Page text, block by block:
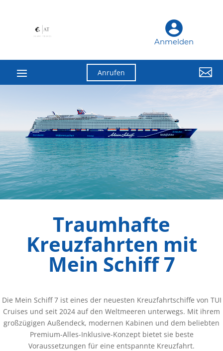
Anmelden
Anrufen 
Traumhafte
Kreuzfahrten mit
Mein Schiff 7
Die Mein Schiff 7 ist eines der neuesten Kreuzfahrtschiffe von TUI
Cruises und seit 2024 auf den Weltmeeren unterwegs. Mit ihrem
großzügigen Außendeck, modernen Kabinen und dem beliebten
Premium-Alles-Inklusive-Konzept bietet sie beste
Voraussetzungen für eine entspannte Kreuzfahrt.